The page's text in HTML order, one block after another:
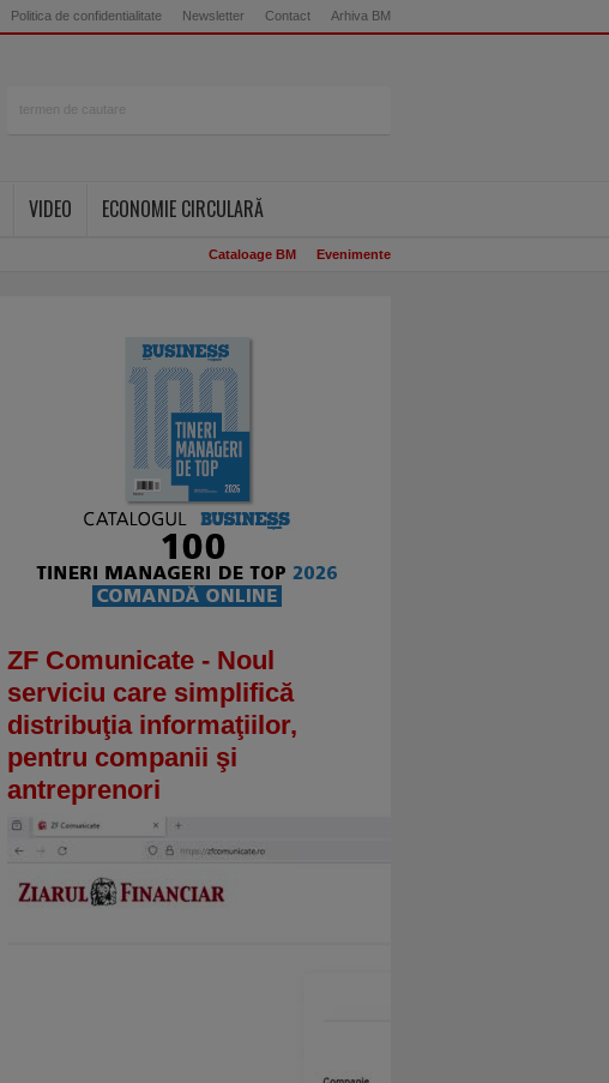
Politica de confidentialitate Newsletter Contact Arhiva BM
VIDEO
ECONOMIE CIRCULARĂ
Cataloage BM Evenimente
ZF Comunicate - Noul
serviciu care simplifică
distribuţia informaţiilor,
pentru companii şi
antreprenori